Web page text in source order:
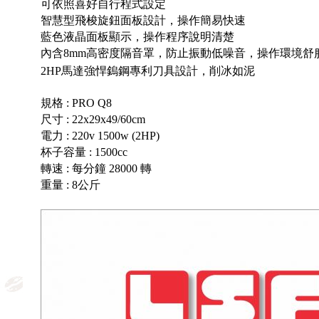
可依照喜好自行程式設定
智慧型飛梭旋鈕面板設計，操作簡易快速
藍色液晶面板顯示，操作程序說明清楚
內含8mm高密度隔音罩，防止振動低噪音，操作環境舒
2HP馬達強悍鎢鋼專利刀具設計，削冰如泥
規格 : PRO Q8
尺寸 : 22x29x49/60cm
電力 : 220v 1500w (2HP)
杯子容量 : 1500cc
轉速 : 每分鐘 28000 轉
重量 : 8公斤